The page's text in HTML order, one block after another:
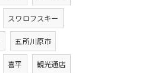
スワロフスキー
五所川原市
喜平 観光通店